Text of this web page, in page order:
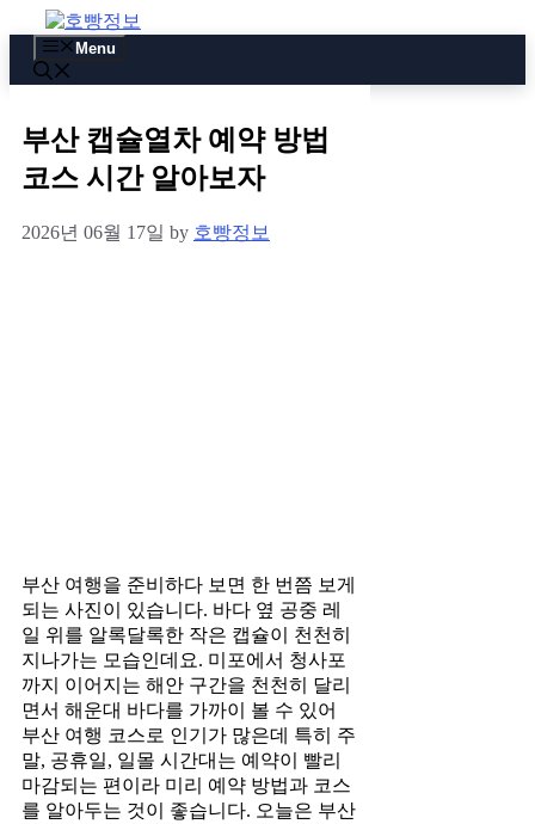
to
content
Menu
부산 캡슐열차 예약 방법
코스 시간 알아보자
2026년 06월 17일 by 호빵정보
부산 여행을 준비하다 보면 한 번쯤 보게
되는 사진이 있습니다. 바다 옆 공중 레
일 위를 알록달록한 작은 캡슐이 천천히
지나가는 모습인데요. 미포에서 청사포
까지 이어지는 해안 구간을 천천히 달리
면서 해운대 바다를 가까이 볼 수 있어
부산 여행 코스로 인기가 많은데 특히 주
말, 공휴일, 일몰 시간대는 예약이 빨리
마감되는 편이라 미리 예약 방법과 코스
를 알아두는 것이 좋습니다. 오늘은 부산